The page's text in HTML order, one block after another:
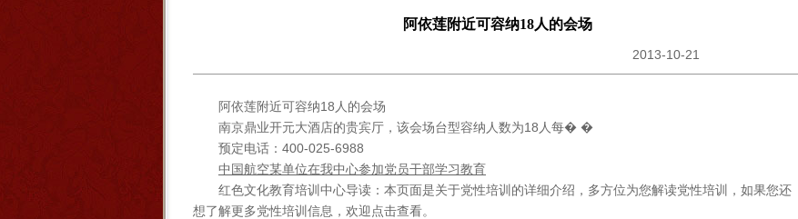
阿依莲附近可容纳18人的会场
2013-10-21
阿依莲附近可容纳18人的会场
南京鼎业开元大酒店的贵宾厅，该会场台型容纳人数为18人每� �
预定电话：400-025-6988
中国航空某单位在我中心参加党员干部学习教育
红色文化教育培训中心导读：本页面是关于党性培训的详细介绍，多方位为您解读党性培训，如果您还
想了解更多党性培训信息，欢迎点击查看。